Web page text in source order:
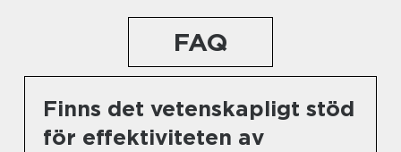
FAQ
Finns det vetenskapligt stöd
för effektiviteten av